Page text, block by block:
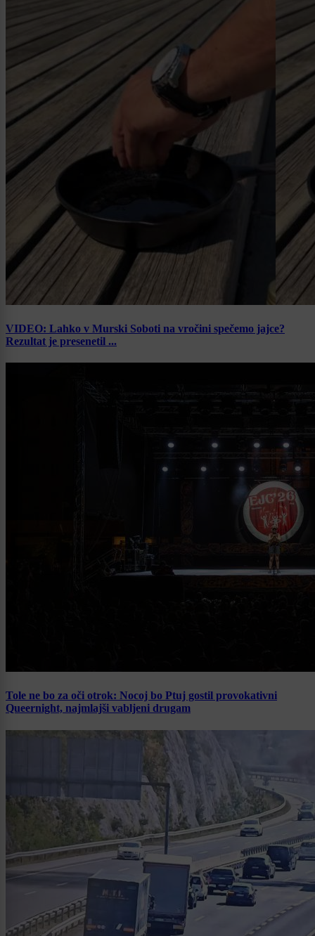
VIDEO: Lahko v Murski Soboti na vročini spečemo jajce?
Rezultat je presenetil ...
Tole ne bo za oči otrok: Nocoj bo Ptuj gostil provokativni
Queernight, najmlajši vabljeni drugam